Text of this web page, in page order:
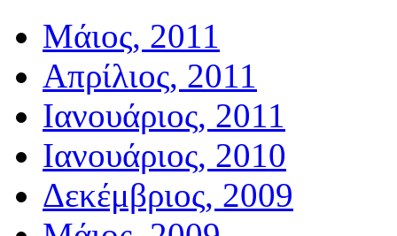
Μάιος, 2011
Απρίλιος, 2011
Ιανουάριος, 2011
Ιανουάριος, 2010
Δεκέμβριος, 2009